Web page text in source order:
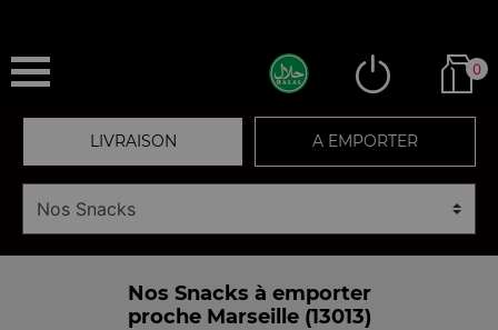
0
LIVRAISON A EMPORTER
Nos Snacks à emporter
proche Marseille (13013)